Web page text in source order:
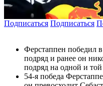
Подписаться Подписаться
Ферстаппен победил
подряд и ранее он
подряд на одной и той
54-я победа